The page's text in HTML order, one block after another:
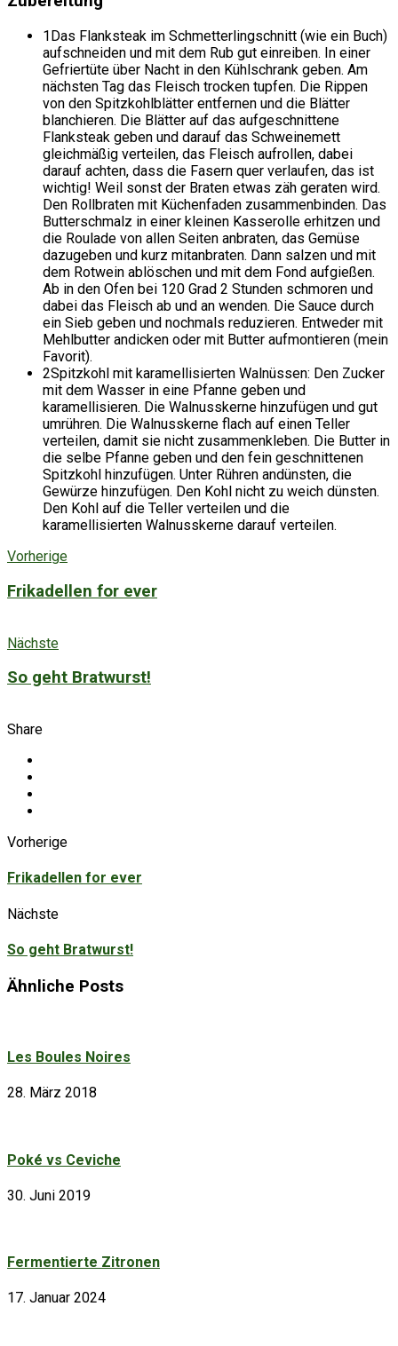
1Das Flanksteak im Schmetterlingschnitt (wie ein Buch)
aufschneiden und mit dem Rub gut einreiben. In einer
Gefriertüte über Nacht in den Kühlschrank geben. Am
nächsten Tag das Fleisch trocken tupfen. Die Rippen
von den Spitzkohlblätter entfernen und die Blätter
blanchieren. Die Blätter auf das aufgeschnittene
Flanksteak geben und darauf das Schweinemett
gleichmäßig verteilen, das Fleisch aufrollen, dabei
darauf achten, dass die Fasern quer verlaufen, das ist
wichtig! Weil sonst der Braten etwas zäh geraten wird.
Den Rollbraten mit Küchenfaden zusammenbinden. Das
Butterschmalz in einer kleinen Kasserolle erhitzen und
die Roulade von allen Seiten anbraten, das Gemüse
dazugeben und kurz mitanbraten. Dann salzen und mit
dem Rotwein ablöschen und mit dem Fond aufgießen.
Ab in den Ofen bei 120 Grad 2 Stunden schmoren und
dabei das Fleisch ab und an wenden. Die Sauce durch
ein Sieb geben und nochmals reduzieren. Entweder mit
Mehlbutter andicken oder mit Butter aufmontieren (mein
Favorit).
2Spitzkohl mit karamellisierten Walnüssen: Den Zucker
mit dem Wasser in eine Pfanne geben und
karamellisieren. Die Walnusskerne hinzufügen und gut
umrühren. Die Walnusskerne flach auf einen Teller
verteilen, damit sie nicht zusammenkleben. Die Butter in
die selbe Pfanne geben und den fein geschnittenen
Spitzkohl hinzufügen. Unter Rühren andünsten, die
Gewürze hinzufügen. Den Kohl nicht zu weich dünsten.
Den Kohl auf die Teller verteilen und die
karamellisierten Walnusskerne darauf verteilen.
Vorherige
Frikadellen for ever
Nächste
So geht Bratwurst!
Share
Vorherige
Frikadellen for ever
Nächste
So geht Bratwurst!
Ähnliche Posts
Les Boules Noires
28. März 2018
Poké vs Ceviche
30. Juni 2019
Fermentierte Zitronen
17. Januar 2024